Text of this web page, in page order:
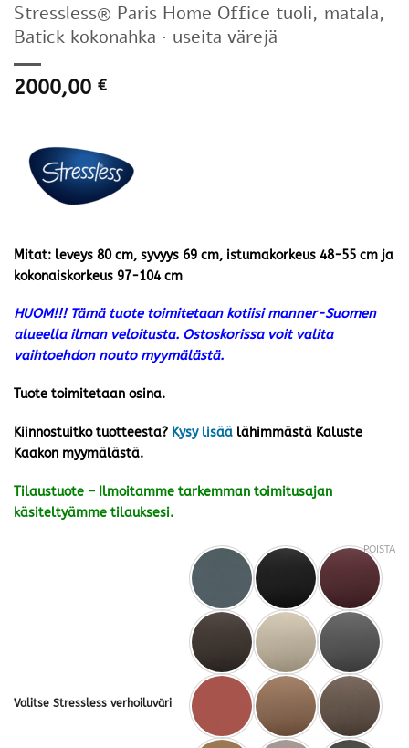
Stressless® Paris Home Office tuoli, matala,
Batick kokonahka · useita värejä
2000,00 €
Mitat: leveys 80 cm, syvyys 69 cm, istumakorkeus 48-55 cm ja
kokonaiskorkeus 97-104 cm
HUOM!!! Tämä tuote toimitetaan kotiisi manner-Suomen
alueella ilman veloitusta. Ostoskorissa voit valita
vaihtoehdon nouto myymälästä.
Tuote toimitetaan osina.
Kiinnostuitko tuotteesta? Kysy lisää lähimmästä Kaluste
Kaakon myymälästä.
Tilaustuote – Ilmoitamme tarkemman toimitusajan
käsiteltyämme tilauksesi.
Valitse Stressless verhoiluväri
POISTA